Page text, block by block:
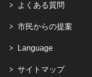
よくある質問
市民からの提案
Language
サイトマップ